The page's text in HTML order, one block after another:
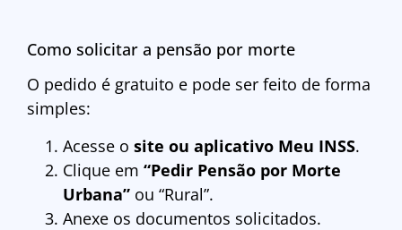
Como solicitar a pensão por morte
O pedido é gratuito e pode ser feito de forma
simples:
Acesse o site ou aplicativo Meu INSS.
Clique em “Pedir Pensão por Morte
Urbana” ou “Rural”.
Anexe os documentos solicitados.